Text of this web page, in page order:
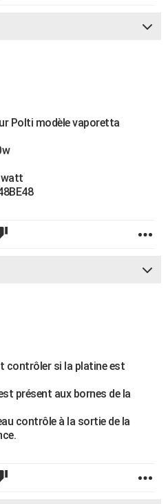
Polti modèle vaporetta
watt
contrôler si la platine est
présent aux bornes de la
contrôle à la sortie de la